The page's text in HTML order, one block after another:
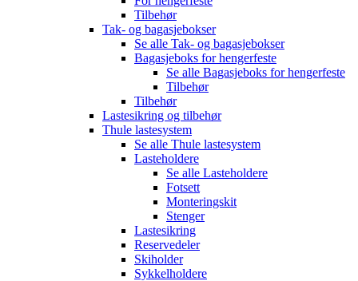
Tilbehør
Tak- og bagasjebokser
Se alle Tak- og bagasjebokser
Bagasjeboks for hengerfeste
Se alle Bagasjeboks for hengerfeste
Tilbehør
Tilbehør
Lastesikring og tilbehør
Thule lastesystem
Se alle Thule lastesystem
Lasteholdere
Se alle Lasteholdere
Fotsett
Monteringskit
Stenger
Lastesikring
Reservedeler
Skiholder
Sykkelholdere